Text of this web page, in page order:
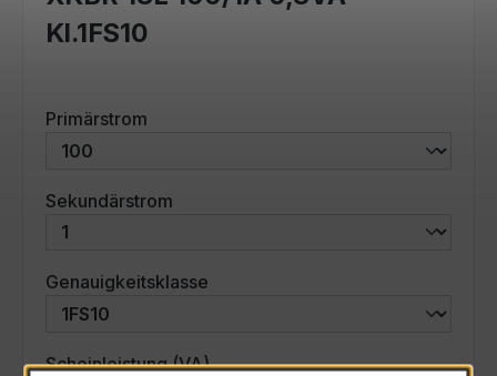
Kl.1FS10
Primärstrom
Sekundärstrom
Genauigkeitsklasse
Scheinleistung (VA)auswählen